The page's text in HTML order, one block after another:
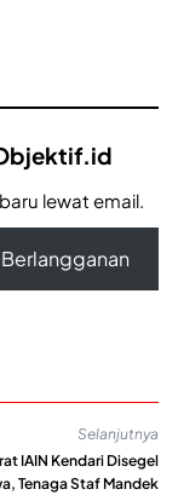
lewat email.
Berlangganan
Selanjutnya
IAIN Kendari Disegel
Tenaga Staf Mandek